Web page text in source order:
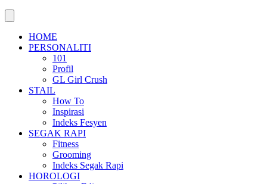
HOME
PERSONALITI
101
Profil
GL Girl Crush
STAIL
How To
Inspirasi
Indeks Fesyen
SEGAK RAPI
Fitness
Grooming
Indeks Segak Rapi
HOROLOGI